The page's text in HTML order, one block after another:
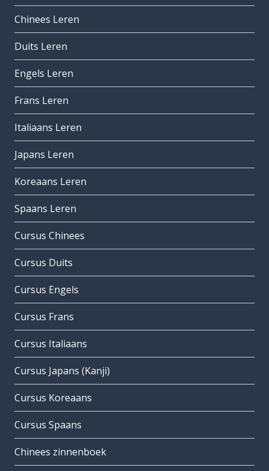
Chinees Leren
Duits Leren
Engels Leren
Frans Leren
Italiaans Leren
Japans Leren
Koreaans Leren
Spaans Leren
Cursus Chinees
Cursus Duits
Cursus Engels
Cursus Frans
Cursus Italiaans
Cursus Japans (Kanji)
Cursus Koreaans
Cursus Spaans
Chinees zinnenboek